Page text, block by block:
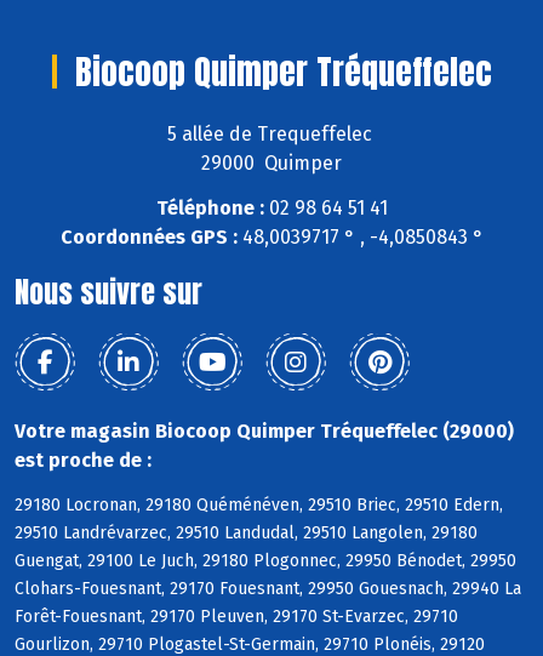
Biocoop Quimper Tréqueffelec
5 allée de Trequeffelec
29000 Quimper
Téléphone :02 98 64 51 41
Coordonnées GPS :48,0039717 ° , -4,0850843 °
Nous suivre sur
Votre magasin Biocoop Quimper Tréqueffelec (29000)
est proche de :
29180 Locronan, 29180 Quéménéven, 29510 Briec, 29510 Edern,
29510 Landrévarzec, 29510 Landudal, 29510 Langolen, 29180
Guengat, 29100 Le Juch, 29180 Plogonnec, 29950 Bénodet, 29950
Clohars-Fouesnant, 29170 Fouesnant, 29950 Gouesnach, 29940 La
Forêt-Fouesnant, 29170 Pleuven, 29170 St-Evarzec, 29710
Gourlizon, 29710 Plogastel-St-Germain, 29710 Plonéis, 29120